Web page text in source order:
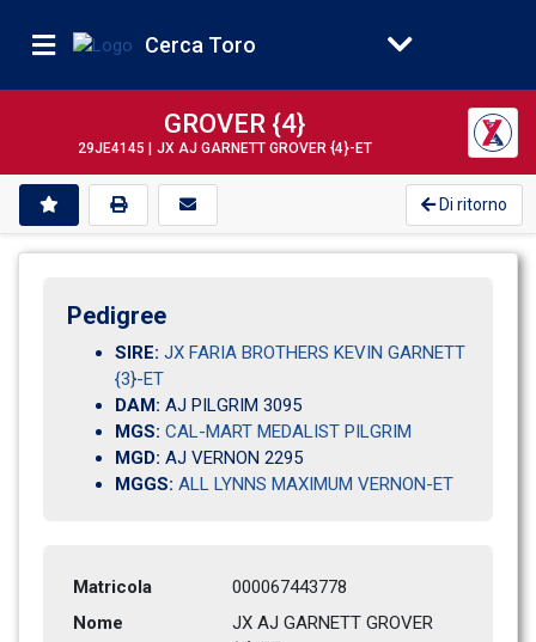
Cerca Toro
GROVER {4}
29JE4145 | JX AJ GARNETT GROVER {4}-ET
Di ritorno
Pedigree
SIRE: JX FARIA BROTHERS KEVIN GARNETT
{3}-ET
DAM: AJ PILGRIM 3095
MGS: CAL-MART MEDALIST PILGRIM
MGD: AJ VERNON 2295
MGGS: ALL LYNNS MAXIMUM VERNON-ET
Matricola
000067443778
Nome
JX AJ GARNETT GROVER